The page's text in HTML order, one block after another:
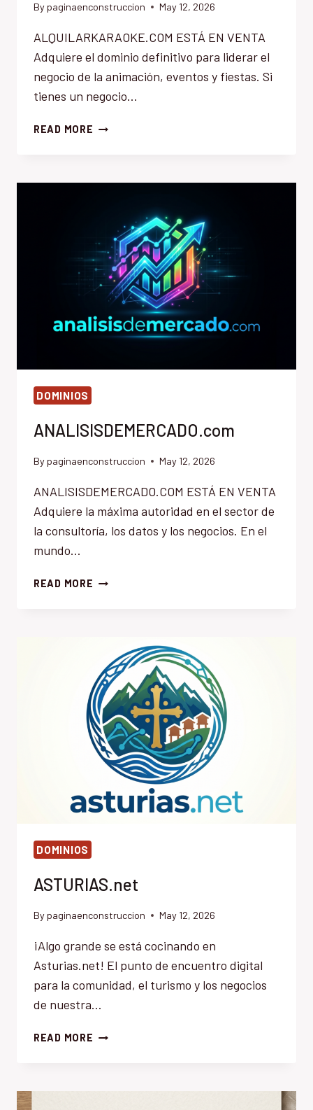
By paginaenconstruccion May 12, 2026
ALQUILARKARAOKE.COM ESTÁ EN VENTA
Adquiere el dominio definitivo para liderar el
negocio de la animación, eventos y fiestas. Si
tienes un negocio…
READ MORE ALQUILARKARAOKE.COM
DOMINIOS
ANALISISDEMERCADO.com
By paginaenconstruccion May 12, 2026
ANALISISDEMERCADO.COM ESTÁ EN VENTA
Adquiere la máxima autoridad en el sector de
la consultoría, los datos y los negocios. En el
mundo…
READ MORE ANALISISDEMERCADO.COM
DOMINIOS
ASTURIAS.net
By paginaenconstruccion May 12, 2026
¡Algo grande se está cocinando en
Asturias.net! El punto de encuentro digital
para la comunidad, el turismo y los negocios
de nuestra…
READ MORE ASTURIAS.NET